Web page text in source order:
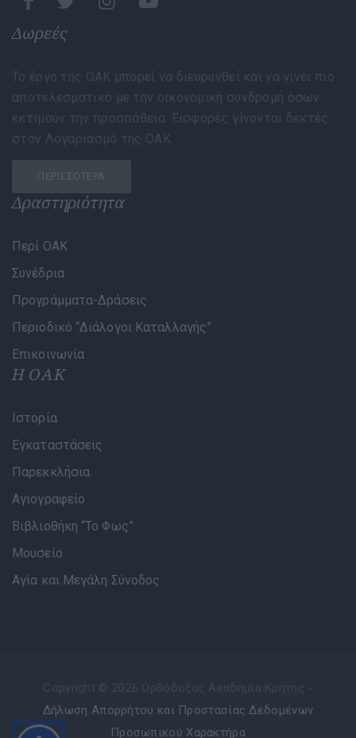
Δωρεές
Το έργο της ΟΑΚ μπορεί να διευρυνθεί και να γίνει πιο
αποτελεσματικό με την οικονομική συνδρομή όσων
εκτιμούν την προσπάθεια. Εισφορές γίνονται δεκτές
στον Λογαριασμό της ΟΑΚ.
ΠΕΡΙΣΣΌΤΕΡΑ
Δραστηριότητα
Περί ΟΑΚ
Συνέδρια
Προγράμματα-Δράσεις
Περιοδικό “Διάλογοι Καταλλαγής”
Επικοινωνία
Η ΟΑΚ
Ιστορία
Εγκαταστάσεις
Παρεκκλήσια
Αγιογραφείο
Βιβλιοθήκη “Το Φως”
Μουσείο
Αγία και Μεγάλη Σύνοδος
Δήλωση Απορρήτου και Προστασίας Δεδομένων
Προσωπικού Χαρακτήρα